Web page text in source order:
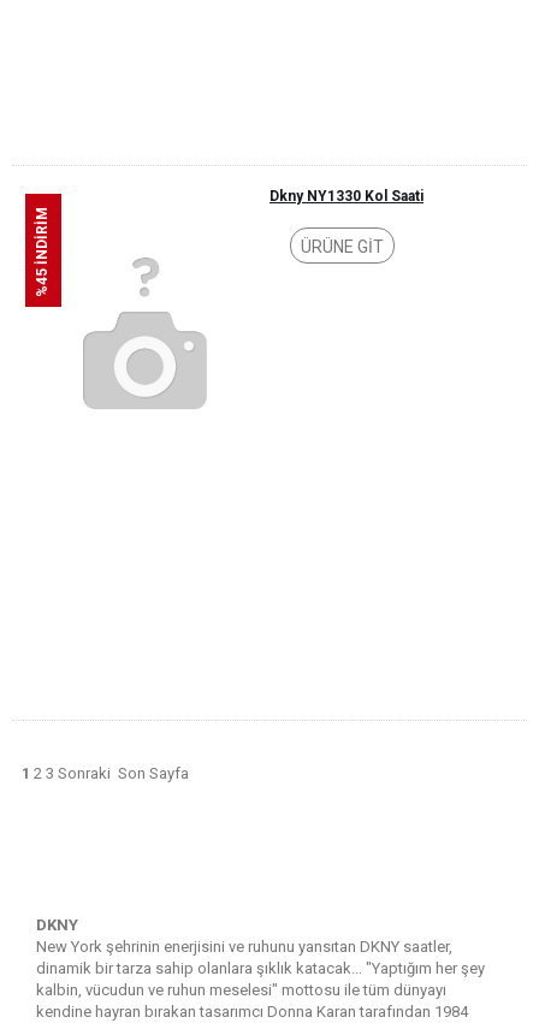
%45 İNDİRİM
Dkny NY1330 Kol Saati
ÜRÜNE GİT
1 2 3 Sonraki Son Sayfa
DKNY
New York şehrinin enerjisini ve ruhunu yansıtan DKNY saatler,
dinamik bir tarza sahip olanlara şıklık katacak... "Yaptığım her şey
kalbin, vücudun ve ruhun meselesi" mottosu ile tüm dünyayı
kendine hayran bırakan tasarımcı Donna Karan tarafından 1984